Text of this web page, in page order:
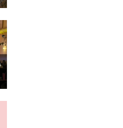
de Otoño de Enguera
de Enguera